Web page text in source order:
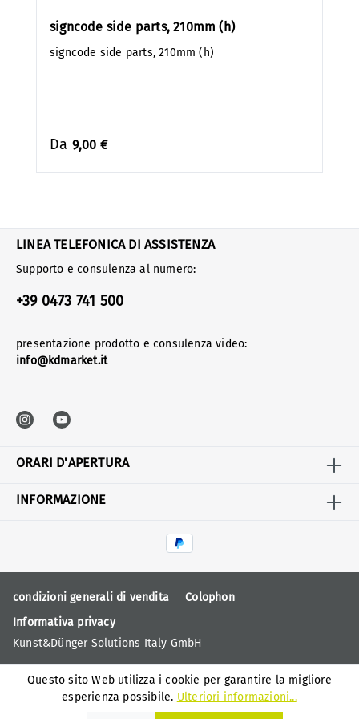
signcode side parts, 210mm (h)
signcode side parts, 210mm (h)
Da 9,00 €
LINEA TELEFONICA DI ASSISTENZA
Supporto e consulenza al numero:
+39 0473 741 500
presentazione prodotto e consulenza video:
info@kdmarket.it
ORARI D'APERTURA
INFORMAZIONE
condizioni generali di vendita
Colophon
Informativa privacy
Kunst&Dünger Solutions Italy GmbH
Questo sito Web utilizza i cookie per garantire la migliore
esperienza possibile. Ulteriori informazioni...